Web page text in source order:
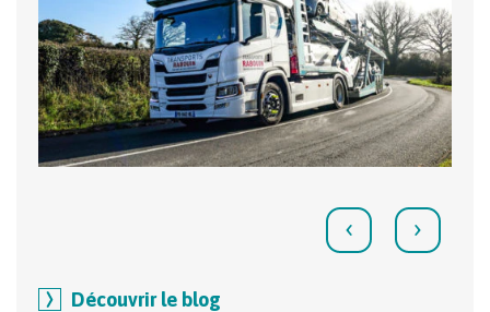
‹ ›
Découvrir le blog